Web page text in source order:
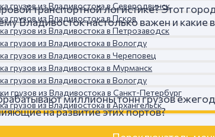
грузов из Владивостока в Северодвинск
грузов из Владивостока в Псков
грузов из Владивостока в Петрозаводск
грузов из Владивостока в Вологду
грузов из Владивостока в Череповец
грузов из Владивостока в Мурманск
грузов из Владивостока в Вологду
грузов из Владивостока в Санкт-Петербург
грузов из Владивостока в Архангельск
транспортной логистике? Этот
Владивосток настолько важен и какие
миллионы тонн грузов
на развитие этих портов?